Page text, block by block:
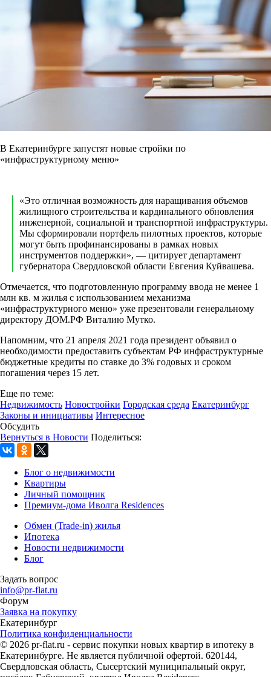
В Екатеринбурге запустят новые стройки по
«инфраструктурному меню»
«Это отличная возможность для наращивания объемов
жилищного строительства и кардинального обновления
инженерной, социальной и транспортной инфраструктуры.
Мы сформировали портфель пилотных проектов, которые
могут быть профинансированы в рамках новых
инструментов поддержки», — цитирует департамент
губернатора Свердловской области Евгения Куйвашева.
Отмечается, что подготовленную программу ввода не менее 1
млн кв. м жилья с использованием механизма
«инфраструктурного меню» уже презентовали генеральному
директору ДОМ.РФ Виталию Мутко.
Напомним, что 21 апреля 2021 года президент объявил о
необходимости предоставить субъектам РФ инфраструктурные
бюджетные кредиты по ставке до 3% годовых и сроком
погашения через 15 лет.
Еще по теме:
Недвижимость Новостройки Городская среда Екатеринбург
Законы и инициативы Интересное
Обсудить
Вернуться в Новости Поделиться:
Блог о недвижимости
Квартиры
Личный помощник
Премиум-дома Иволга Residences
Обмен (Trade-in) жилья
Ипотека
Новости недвижимости
Блог
Задать вопрос
info@pr-flat.ru
Форум
Заявка на покупку
Екатеринбург
Политика конфиденциальности
© 2026 pr-flat.ru - сервис покупки новых квартир в ипотеку в
Екатеринбурге. Не является публичной офертой. 620144,
Свердловская область, Сысертский муниципальный округ,